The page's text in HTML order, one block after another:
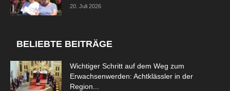
20. Juli 2026
BELIEBTE BEITRÄGE
Wichtiger Schritt auf dem Weg zum
Erwachsenwerden: Achtklässler in der
Region...